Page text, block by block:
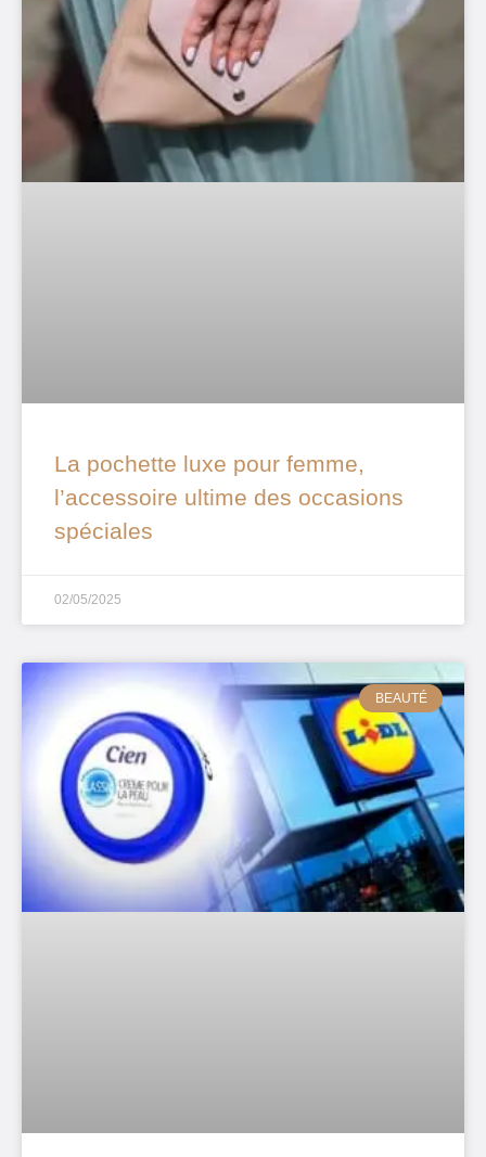
La pochette luxe pour femme,
l’accessoire ultime des occasions
spéciales
02/05/2025
BEAUTÉ